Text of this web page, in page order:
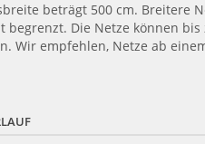
beträgt 500 cm. Breitere
Die Netze können
Wir empfehlen, Netze ab